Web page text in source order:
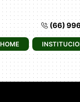
HOME
(66)